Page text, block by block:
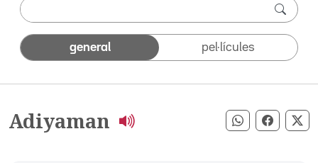
general pel·lícules
Adiyaman Compartir